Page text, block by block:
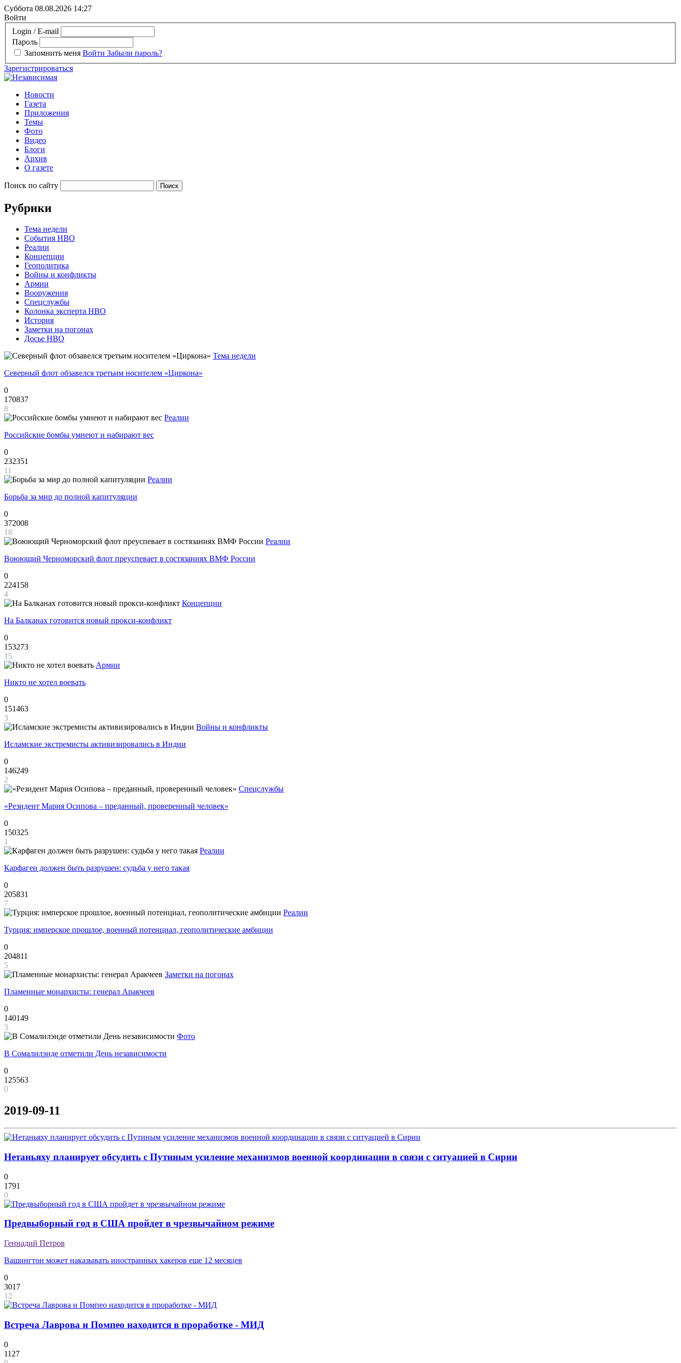
Суббота 08.08.2026 14:27
Войти
Login / E-mail
Пароль
Запомнить меня Войти Забыли пароль?
Зарегистрироваться
Новости
Газета
Приложения
Темы
Фото
Видео
Блоги
Архив
О газете
Поиск по сайту
Рубрики
Тема недели
События НВО
Реалии
Концепции
Геополитика
Войны и конфликты
Армии
Вооружения
Спецслужбы
Колонка эксперта НВО
История
Заметки на погонах
Досье НВО
Тема недели
Северный флот обзавелся третьим носителем «Циркона»
0
170837
8
Реалии
Российские бомбы умнеют и набирают вес
0
232351
11
Реалии
Борьба за мир до полной капитуляции
0
372008
18
Реалии
Воюющий Черноморский флот преуспевает в состязаниях ВМФ России
0
224158
4
Концепции
На Балканах готовится новый прокси-конфликт
0
153273
15
Армии
Никто не хотел воевать
0
151463
3
Войны и конфликты
Исламские экстремисты активизировались в Индии
0
146249
2
Спецслужбы
«Резидент Мария Осипова – преданный, проверенный человек»
0
150325
1
Реалии
Карфаген должен быть разрушен: судьба у него такая
0
205831
7
Реалии
Турция: имперское прошлое, военный потенциал, геополитические амбиции
0
204811
5
Заметки на погонах
Пламенные монархисты: генерал Аракчеев
0
140149
3
Фото
В Сомалилэнде отметили День независимости
0
125563
0
2019-09-11
Нетаньяху планирует обсудить с Путиным усиление механизмов военной координации в связи с ситуацией в Сирии
0
1791
0
Предвыборный год в США пройдет в чрезвычайном режиме
Геннадий Петров
Вашингтон может наказывать иностранных хакеров еще 12 месяцев
0
3017
12
Встреча Лаврова и Помпео находится в проработке - МИД
0
1127